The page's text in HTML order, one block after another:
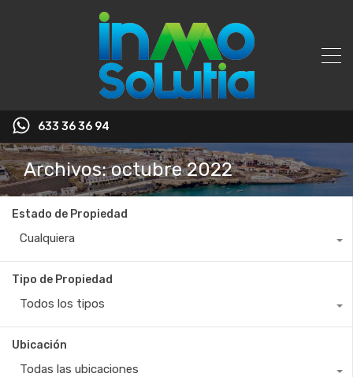
633 36 36 94
Archivos: octubre 2022
Estado de Propiedad
Cualquiera
Tipo de Propiedad
Todos los tipos
Ubicación
Todas las ubicaciones